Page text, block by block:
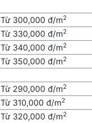
Từ 300,000 đ/m2
Từ 330,000 đ/m2
Từ 340,000 đ/m2
Từ 350,000 đ/m2
Từ 290,000 đ/m2
Từ 310,000 đ/m2
Từ 320,000 đ/m2